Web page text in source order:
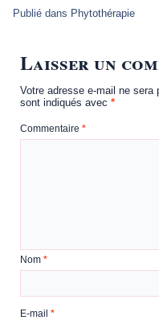
Publié dans Phytothérapie
Laisser un
Votre adresse e-mail ne sera
sont indiqués avec*
Commentaire*
Nom*
E-mail*